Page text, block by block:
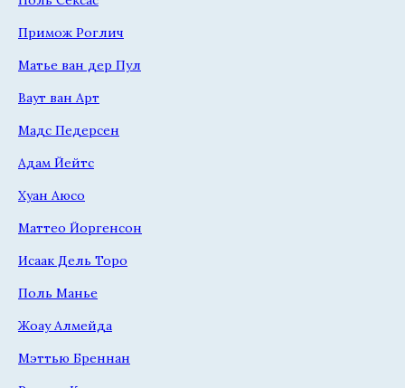
Примож Роглич
Матье ван дер Пул
Ваут ван Арт
Мадс Педерсен
Адам Йейтс
Хуан Аюсо
Маттео Йоргенсон
Исаак Дель Торо
Поль Манье
Жоау Алмейда
Мэттью Бреннан